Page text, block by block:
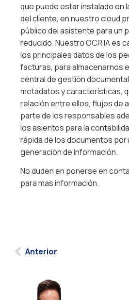
que puede estar instalado en
del cliente, en nuestro cloud
público del asistente para un
reducido. Nuestro OCR IA es
los principales datos de los
facturas, para almacenarnos
central de gestión
metadatos y características,
relación entre ellos, flujos de
parte de los responsables
los asientos para la
rápida de los documentos
generación de información.
No duden en ponerse en
para mas información.
Anterior